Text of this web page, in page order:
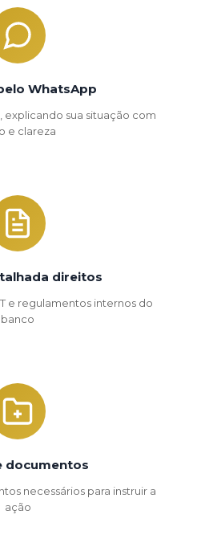
WhatsApp
sua situação com
e clareza
direitos
e regulamentos internos do
banco
documentos
necessários para instruir a
ação